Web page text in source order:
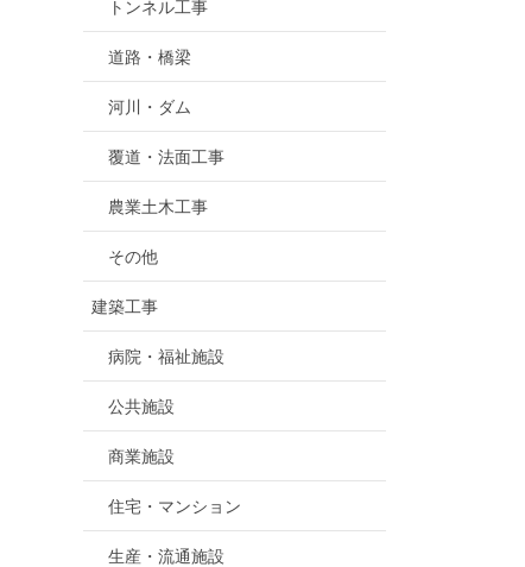
トンネル工事
道路・橋梁
河川・ダム
覆道・法面工事
農業土木工事
その他
建築工事
病院・福祉施設
公共施設
商業施設
住宅・マンション
生産・流通施設